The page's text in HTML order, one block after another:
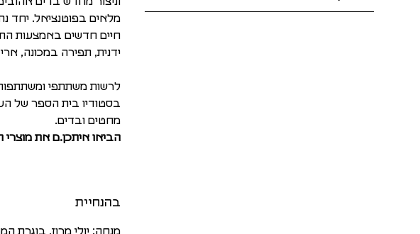
מלאים בפוטנציאל. יחד
חיים חדשים באמצעות
ידנית, תפירה במכונה,
לרשות משתתפי
בסטודיו בית הספר של
מחטים ובדים.
הביאו איתכן.ם את
בהנחיית
מנחה: יולי מרוז, בוגרת